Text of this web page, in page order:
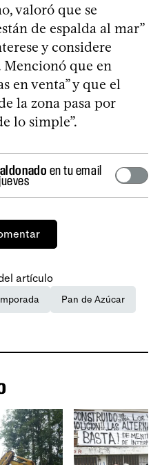
valoró que se
de espalda al mar”
y considere
que en
en venta” y que el
la zona pasa por
lo simple”.
en tu email
artículo
Pan de Azúcar